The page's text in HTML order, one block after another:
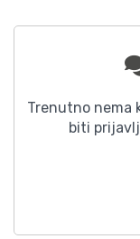
Trenutno nema
biti